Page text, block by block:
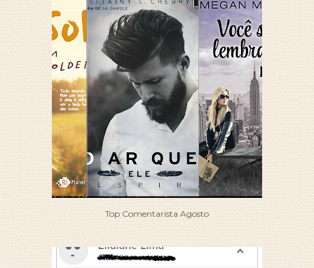
Top Comentarista Agosto